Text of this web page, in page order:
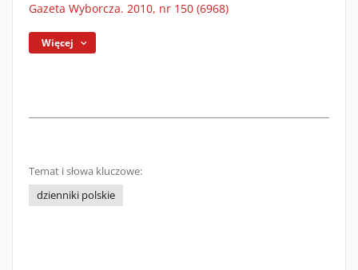
Gazeta Wyborcza. 2010, nr 150 (6968)
Więcej
Temat i słowa kluczowe:
dzienniki polskie